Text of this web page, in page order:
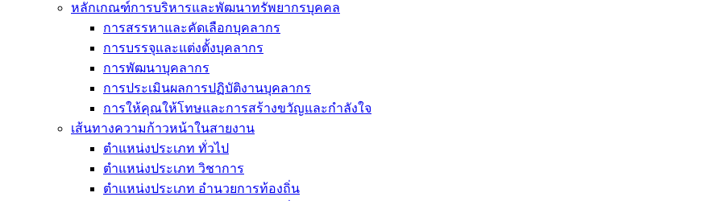
หลักเกณฑ์การบริหารและพัฒนาทรัพยากรบุคคล
การสรรหาและคัดเลือกบุคลากร
การบรรจุและแต่งตั้งบุคลากร
การพัฒนาบุคลากร
การประเมินผลการปฏิบัติงานบุคลากร
การให้คุณให้โทษและการสร้างขวัญและกำลังใจ
เส้นทางความก้าวหน้าในสายงาน
ตำแหน่งประเภท ทั่วไป
ตำแหน่งประเภท วิชาการ
ตำแหน่งประเภท อำนวยการท้องถิ่น